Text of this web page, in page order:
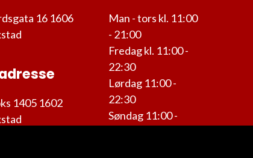
16 1606
1405 1602
Man - tors kl. 11:00
- 21:00
Fredag kl. 11:00 -
22:30
Lørdag 11:00 -
22:30
Søndag 11:00 -